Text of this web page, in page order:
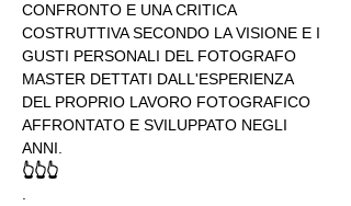
CONFRONTO E UNA CRITICA
COSTRUTTIVA SECONDO LA VISIONE E I
GUSTI PERSONALI DEL FOTOGRAFO
MASTER DETTATI DALL'ESPERIENZA
DEL PROPRIO LAVORO FOTOGRAFICO
AFFRONTATO E SVILUPPATO NEGLI
ANNI.
👆👆👆